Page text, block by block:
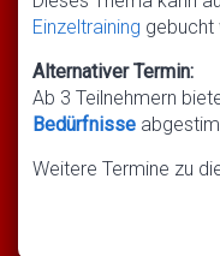
Einzeltraining gebucht
Alternativer Termin:
Ab 3 Teilnehmern
Bedürfnisse
Weitere Termine zu